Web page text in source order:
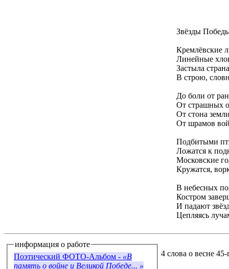
Звёзды
Кремлёвские
Линейные
Застыла
В строю,
До боли от
От страшных
От стона
От шрамов
Подбитыми
Ложатся к
Московские
Кружатся,
В небесных
Костром
И падают
Цепляясь
информация о работе
Поэтический ФОТО-Альбом - «В
память о войне и Великой Победе... »
4 слова о весне 45-